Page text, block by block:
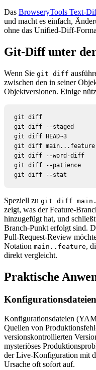
Das BrowseryTools Text-
und macht es einfach,
ohne das Unified-Diff-
Git-Diff unter
Wenn Sie git diff
zwischen den in seiner
Objektversionen. Einige
git diff
git diff --staged
git diff HEAD~3
git diff main...feature
git diff --word-diff
git diff --patience
git diff --stat
Speziell zu git diff
zeigt, was der Feature-
hinzugefügt hat, und
Branch-Punkt erfolgt sind.
Pull-Request-Review
Notation main..feature,
direkt vergleicht.
Praktische
Konfigurationsdateien
Quellen von
versionskontrollierten
mysteriöses
der Live-Konfiguration mit
Ursache oft sofort auf.